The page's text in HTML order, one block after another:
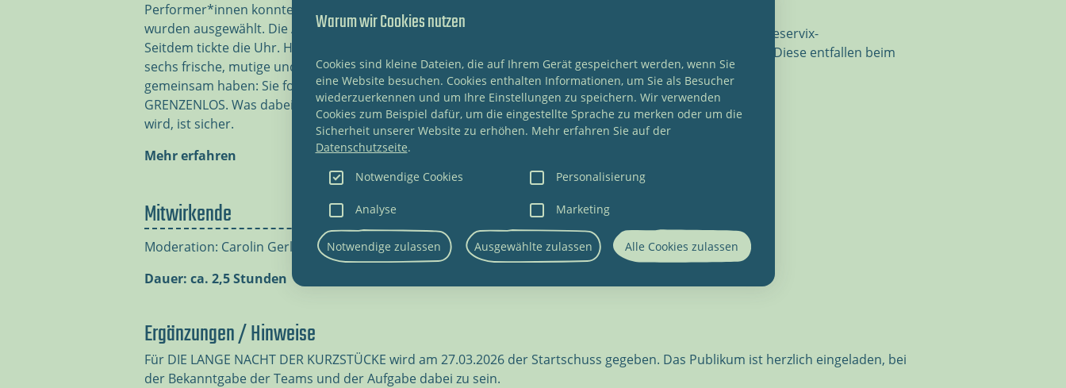
Performer*innen konnten sich beteiligen. Sechs Teams
wurden ausgewählt. Die Aufgabe? Bis vor zwei Tagen geheim.
Seitdem tickte die Uhr. Heute ist Showtime! Wir freuen uns auf
sechs frische, mutige und überraschende Kurzstücke, die eines
gemeinsam haben: Sie folgen dem Motto KÖRPER
GRENZENLOS. Was dabei entsteht, ist offen. Dass es aufregend
wird, ist sicher.
Mehr erfahren
Mitwirkende
Moderation: Carolin Gerlach
Dauer: ca. 2,5 Stunden
Beim Ticketkauf online und bei einer Reservix-
Vorverkaufsstelle fallen Gebühren an. Diese entfallen beim
Kauf an unserer Theaterkasse.
Ergänzungen / Hinweise
Für DIE LANGE NACHT DER KURZSTÜCKE wird am 27.03.2026 der Startschuss gegeben. Das Publikum ist herzlich eingeladen, bei
der Bekanntgabe der Teams und der Aufgabe dabei zu sein.
Warum wir Cookies nutzen
Cookies sind kleine Dateien, die auf Ihrem Gerät gespeichert werden, wenn Sie
eine Website besuchen. Cookies enthalten Informationen, um Sie als Besucher
wiederzuerkennen und um Ihre Einstellungen zu speichern. Wir verwenden
Cookies zum Beispiel dafür, um die eingestellte Sprache zu merken oder um die
Sicherheit unserer Website zu erhöhen. Mehr erfahren Sie auf der
Datenschutzseite.
Notwendige Cookies
Personalisierung
Analyse Marketing
Notwendige zulassen Ausgewählte zulassen Alle Cookies zulassen